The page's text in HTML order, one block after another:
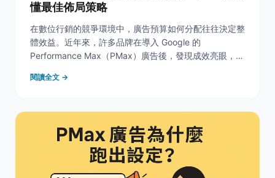
懂最佳佈局策略
在數位行銷的競爭環境中，廣告預算如何分配往往決定整
體效益。近年來，許多品牌在導入 Google 的
Performance Max（PMax）廣告後，發現成效亮眼，也
個平台並自動優化，那搜尋廣告還有必要嗎？」這正是目
閱讀全文 →